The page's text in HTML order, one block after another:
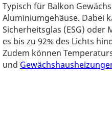
Typisch für Balkon
Aluminiumgehäuse. Dabei
Sicherheitsglas (ESG)
es bis zu 92% des Lichts
Zudem können
und